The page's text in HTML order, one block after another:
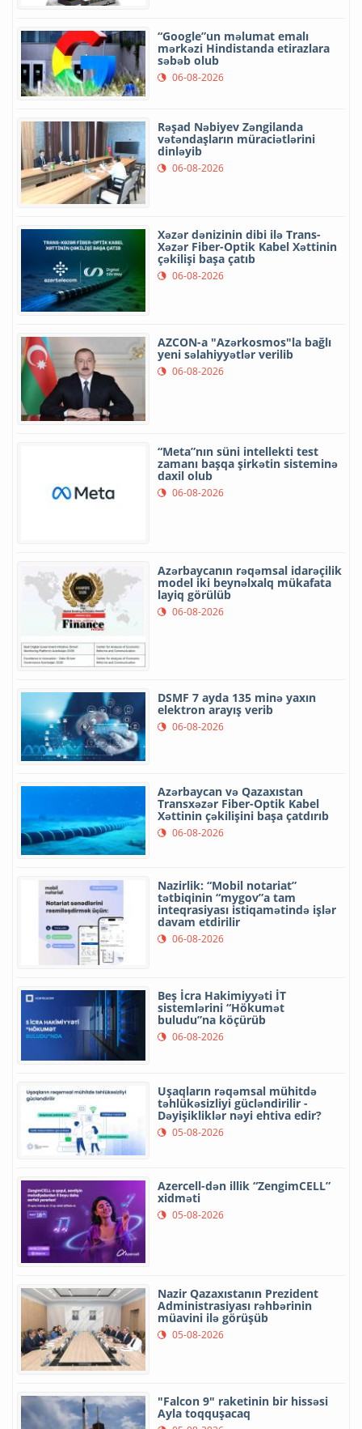
“Google”un məlumat emalı
mərkəzi Hindistanda etirazlara
səbəb olub
06-08-2026
Rəşad Nəbiyev Zəngilanda
vətəndaşların müraciətlərini
dinləyib
06-08-2026
Xəzər dənizinin dibi ilə Trans-
Xəzər Fiber-Optik Kabel Xəttinin
çəkilişi başa çatıb
06-08-2026
AZCON-a "Azərkosmos"la bağlı
yeni səlahiyyətlər verilib
06-08-2026
“Meta”nın süni intellekti test
zamanı başqa şirkətin sisteminə
daxil olub
06-08-2026
Azərbaycanın rəqəmsal idarəçilik
model iki beynəlxalq mükafata
layiq görülüb
06-08-2026
DSMF 7 ayda 135 minə yaxın
elektron arayış verib
06-08-2026
Azərbaycan və Qazaxıstan
Transxəzər Fiber-Optik Kabel
Xəttinin çəkilişini başa çatdırıb
06-08-2026
Nazirlik: “Mobil notariat”
tətbiqinin “mygov”a tam
inteqrasiyası istiqamətində işlər
davam etdirilir
06-08-2026
Beş İcra Hakimiyyəti İT
sistemlərini “Hökumət
buludu”na köçürüb
06-08-2026
Uşaqların rəqəmsal mühitdə
təhlükəsizliyi gücləndirilir -
Dəyişikliklər nəyi ehtiva edir?
05-08-2026
Azercell-dən illik “ZengimCELL”
xidməti
05-08-2026
Nazir Qazaxıstanın Prezident
Administrasiyası rəhbərinin
müavini ilə görüşüb
05-08-2026
"Falcon 9" raketinin bir hissəsi
Ayla toqquşacaq